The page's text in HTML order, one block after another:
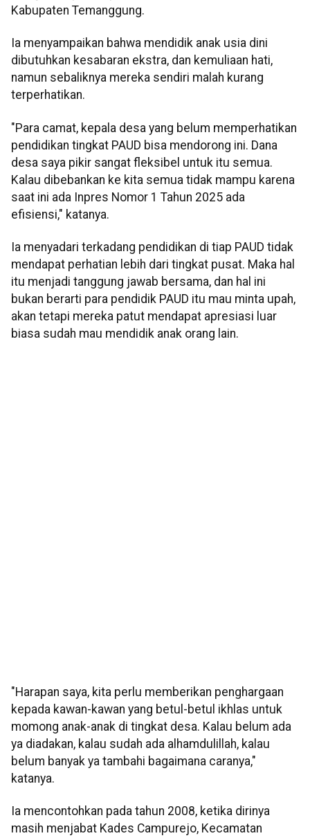
Kabupaten Temanggung.
Ia menyampaikan bahwa mendidik anak usia dini
dibutuhkan kesabaran ekstra, dan kemuliaan hati,
namun sebaliknya mereka sendiri malah kurang
terperhatikan.
"Para camat, kepala desa yang belum memperhatikan
pendidikan tingkat PAUD bisa mendorong ini. Dana
desa saya pikir sangat fleksibel untuk itu semua.
Kalau dibebankan ke kita semua tidak mampu karena
saat ini ada Inpres Nomor 1 Tahun 2025 ada
efisiensi," katanya.
Ia menyadari terkadang pendidikan di tiap PAUD tidak
mendapat perhatian lebih dari tingkat pusat. Maka hal
itu menjadi tanggung jawab bersama, dan hal ini
bukan berarti para pendidik PAUD itu mau minta upah,
akan tetapi mereka patut mendapat apresiasi luar
biasa sudah mau mendidik anak orang lain.
"Harapan saya, kita perlu memberikan penghargaan
kepada kawan-kawan yang betul-betul ikhlas untuk
momong anak-anak di tingkat desa. Kalau belum ada
ya diadakan, kalau sudah ada alhamdulillah, kalau
belum banyak ya tambahi bagaimana caranya,"
katanya.
Ia mencontohkan pada tahun 2008, ketika dirinya
masih menjabat Kades Campurejo, Kecamatan